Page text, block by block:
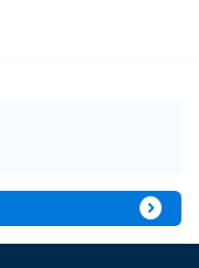
expand_circle_right